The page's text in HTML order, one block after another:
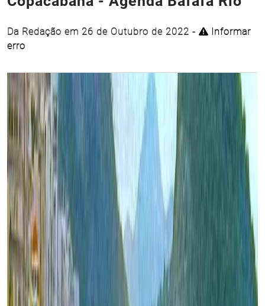
Da Redação em 26 de Outubro de 2022 -
Informar
erro